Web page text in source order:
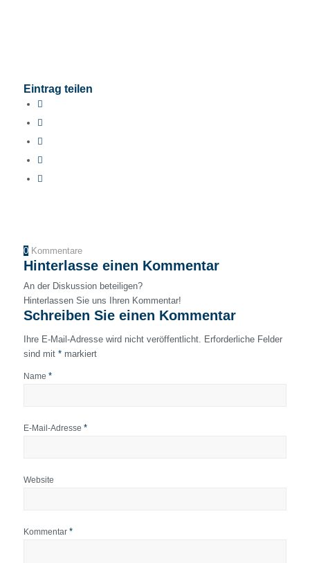
Eintrag teilen
0 Kommentare
Hinterlasse einen Kommentar
An der Diskussion beteiligen?
Hinterlassen Sie uns Ihren Kommentar!
Schreiben Sie einen Kommentar
Ihre E-Mail-Adresse wird nicht veröffentlicht. Erforderliche Felder
sind mit *markiert
Name *
E-Mail-Adresse *
Website
Kommentar *